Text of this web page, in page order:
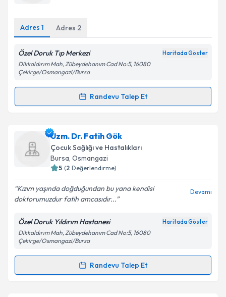
Kişisel verilerimin işlenmesine ilişkin
Metni'ni okudum ve kişisel verilerimin belirtilen
Adres 1 Adres 2
Özel Doruk Tıp Merkezi Haritada Göster
Dikkaldırım Mah, Zübeydehanım Cad No:5, 16080
Çekirge/Osmangazi/Bursa
Randevu Talep Et
Randevu Takvimi Talebi
Uzm. Dr. Evren Özboyacı
oluşturun. Size bu uzmandan randevu almanız için bir
takvim hazırlandığında e-posta ile bilgilendireceğiz.
Kişisel verilerimin işlenmesine ilişkin
Aydınlatma
Metni'ni okudum ve kişisel verilerimin belirtilen
kapsamda işlenmesini kabul ediyorum.
Takvim Talebini Gönder
Uzm. Dr. Fatih Gök
Çocuk Sağlığı ve Hastalıkları
Bursa, Osmangazi
5 (2 Değerlendirme)
Kızım yaşında doğduğundan bu yana kendisi
doktorumuzdur fatih amcasıdır...
Devamı
Özel Doruk Yıldırım Hastanesi Haritada Göster
Dikkaldırım Mah, Zübeydehanım Cad No:5, 16080
Çekirge/Osmangazi/Bursa
Randevu Talep Et
Randevu Takvimi Talebi